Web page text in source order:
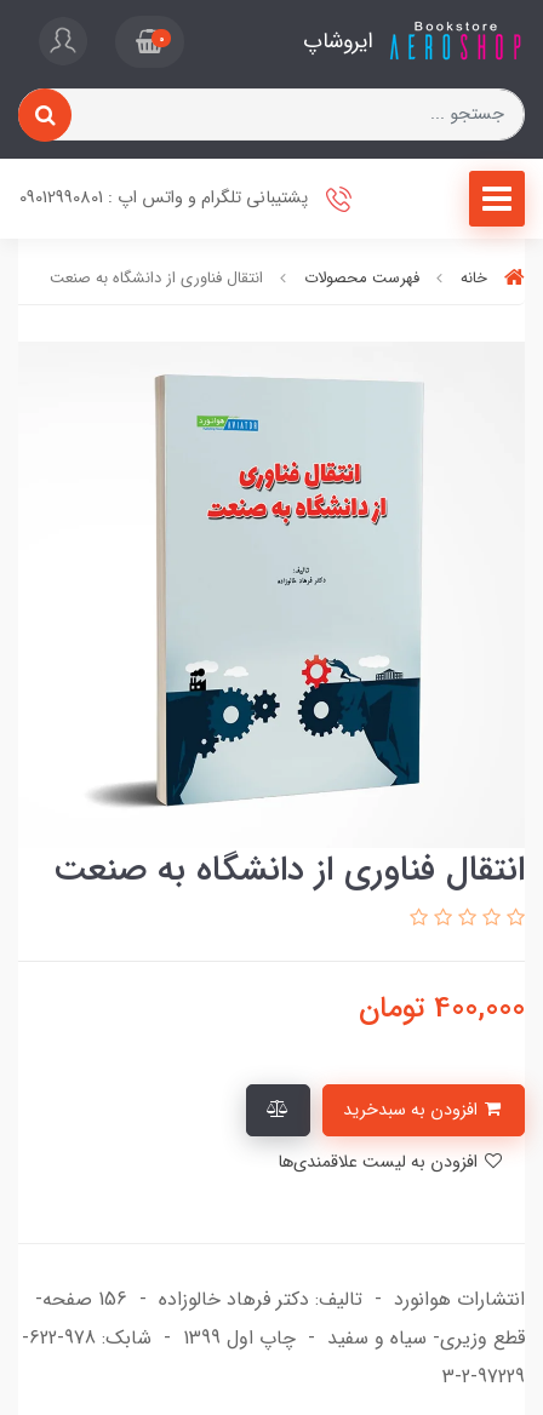
ایروشاپ 0
پشتیبانی تلگرام و واتس اپ : 09012990801
خانه فهرست محصولات انتقال فناوری از دانشگاه به صنعت
انتقال فناوری از دانشگاه به صنعت
400,000 تومان
انتشارات هوانورد - تالیف: دکتر فرهاد خالوزاده - 156 صفحه-
قطع وزیری- سیاه و سفید - چاپ اول 1399 - شابک: 978-622-
97229-2-3